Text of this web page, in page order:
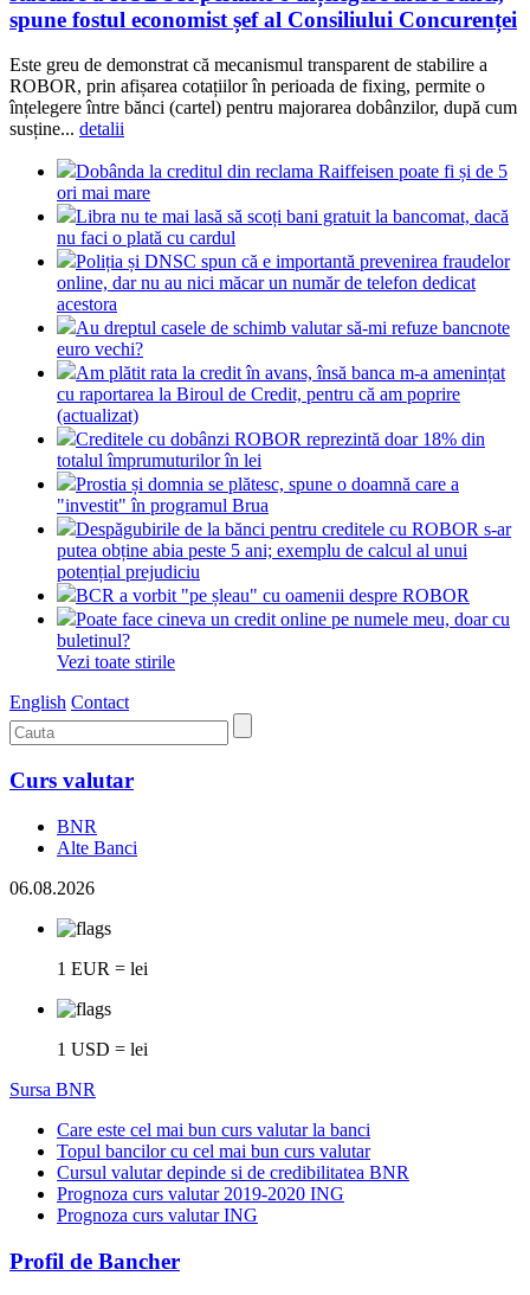
spune fostul economist șef al Consiliului Concurenței
Este greu de demonstrat că mecanismul transparent de stabilire a
ROBOR, prin afișarea cotațiilor în perioada de fixing, permite o
înțelegere între bănci (cartel) pentru majorarea dobânzilor, după cum
susține... detalii
Dobânda la creditul din reclama Raiffeisen poate fi și de 5
ori mai mare
Libra nu te mai lasă să scoți bani gratuit la bancomat, dacă
nu faci o plată cu cardul
Poliția și DNSC spun că e importantă prevenirea fraudelor
online, dar nu au nici măcar un număr de telefon dedicat
acestora
Au dreptul casele de schimb valutar să-mi refuze bancnote
euro vechi?
Am plătit rata la credit în avans, însă banca m-a amenințat
cu raportarea la Biroul de Credit, pentru că am poprire
(actualizat)
Creditele cu dobânzi ROBOR reprezintă doar 18% din
totalul împrumuturilor în lei
Prostia și domnia se plătesc, spune o doamnă care a
"investit" în programul Brua
Despăgubirile de la bănci pentru creditele cu ROBOR s-ar
putea obține abia peste 5 ani; exemplu de calcul al unui
potențial prejudiciu
BCR a vorbit "pe șleau" cu oamenii despre ROBOR
Poate face cineva un credit online pe numele meu, doar cu
buletinul?
Vezi toate stirile
English Contact
Curs valutar
BNR
Alte Banci
06.08.2026
1 EUR = lei
1 USD = lei
Sursa BNR
Care este cel mai bun curs valutar la banci
Topul bancilor cu cel mai bun curs valutar
Cursul valutar depinde si de credibilitatea BNR
Prognoza curs valutar 2019-2020 ING
Prognoza curs valutar ING
Profil de Bancher